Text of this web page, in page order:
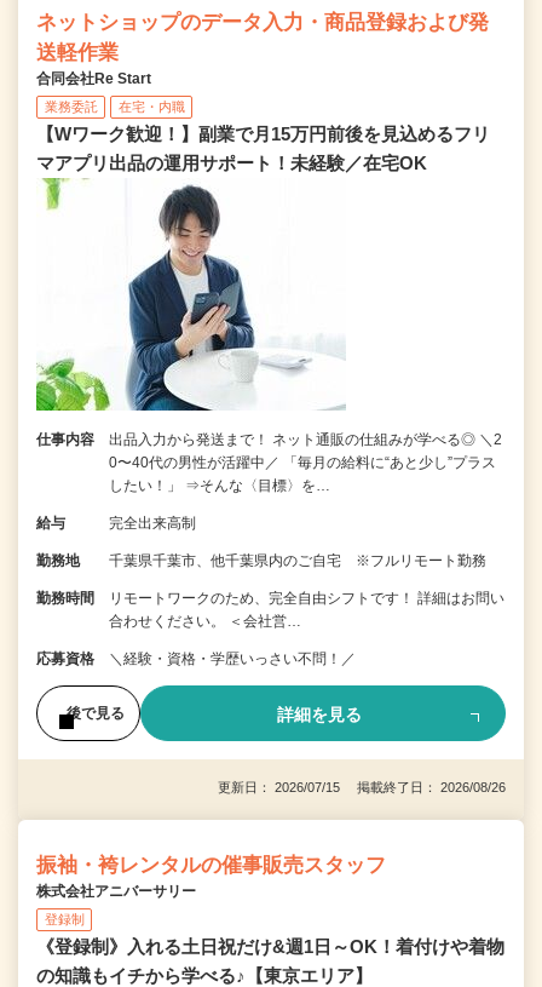
ネットショップのデータ入力・商品登録および発
送軽作業
合同会社Re Start
業務委託 在宅・内職
【Wワーク歓迎！】副業で月15万円前後を見込めるフリ
マアプリ出品の運用サポート！未経験／在宅OK
仕事内容
出品入力から発送まで！ ネット通販の仕組みが学べる◎ ＼2
0〜40代の男性が活躍中／ 「毎月の給料に“あと少し”プラス
したい！」 ⇒そんな〈目標〉を…
給与 完全出来高制
勤務地 千葉県千葉市、他千葉県内のご自宅 ※フルリモート勤務
勤務時間
リモートワークのため、完全自由シフトです！ 詳細はお問い
合わせください。 ＜会社営…
応募資格 ＼経験・資格・学歴いっさい不問！／
後で見る 詳細を見る
更新日： 2026/07/15 掲載終了日： 2026/08/26
振袖・袴レンタルの催事販売スタッフ
株式会社アニバーサリー
登録制
《登録制》入れる土日祝だけ&週1日～OK！着付けや着物
の知識もイチから学べる♪【東京エリア】